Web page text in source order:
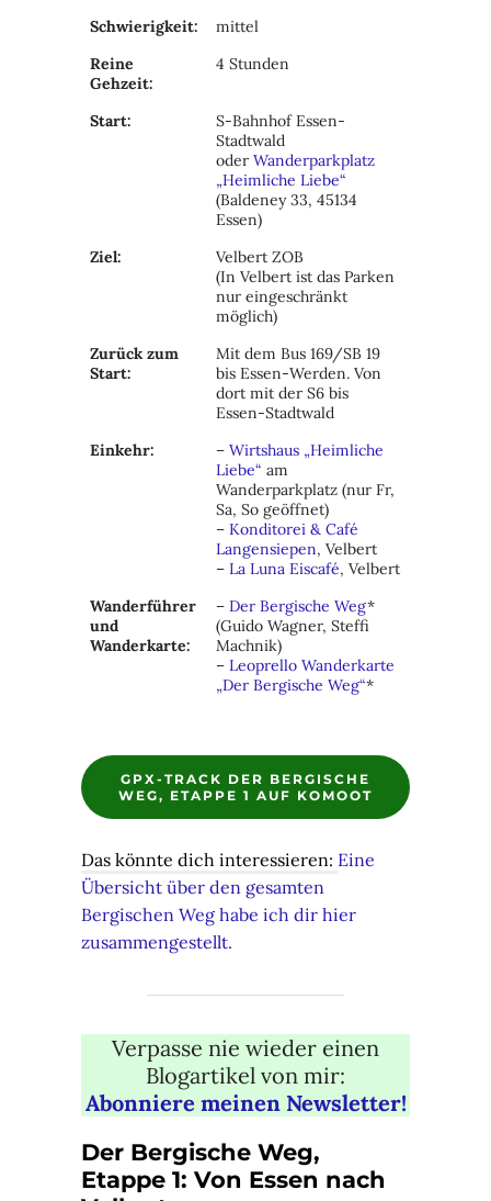
Schwierigkeit:
mittel
Reine
Gehzeit:
4 Stunden
Start:
S-Bahnhof Essen-
Stadtwald
oder Wanderparkplatz
„Heimliche Liebe“
(Baldeney 33, 45134
Essen)
Ziel:
Velbert ZOB
(In Velbert ist das Parken
nur eingeschränkt
möglich)
Zurück zum
Start:
Mit dem Bus 169/SB 19
bis Essen-Werden. Von
dort mit der S6 bis
Essen-Stadtwald
Einkehr:
– Wirtshaus „Heimliche
Liebe“ am
Wanderparkplatz (nur Fr,
Sa, So geöffnet)
– Konditorei & Café
Langensiepen, Velbert
– La Luna Eiscafé, Velbert
Wanderführer
und
Wanderkarte:
– Der Bergische Weg*
(Guido Wagner, Steffi
Machnik)
– Leoprello Wanderkarte
„Der Bergische Weg“*
GPX-TRACK DER BERGISCHE
WEG, ETAPPE 1 AUF KOMOOT
Das könnte dich interessieren: Eine
Übersicht über den gesamten
Bergischen Weg habe ich dir hier
zusammengestellt.
Verpasse nie wieder einen
Blogartikel von mir:
Abonniere meinen Newsletter!
Der Bergische Weg,
Etappe 1: Von Essen nach